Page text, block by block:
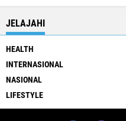
JELAJAHI
HEALTH
INTERNASIONAL
NASIONAL
LIFESTYLE